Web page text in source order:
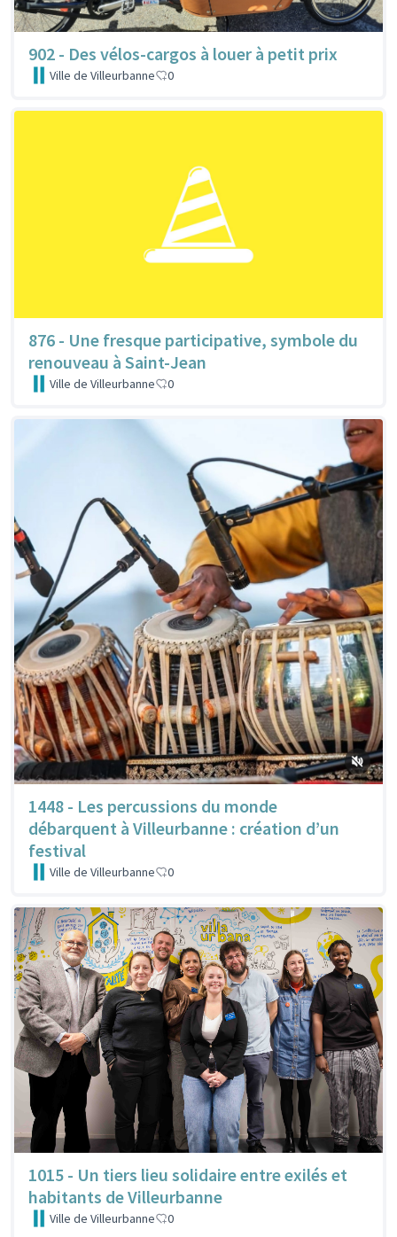
902 - Des vélos-cargos à louer à petit prix
Ville de Villeurbanne 0
876 - Une fresque participative, symbole du
renouveau à Saint-Jean
Ville de Villeurbanne 0
1448 - Les percussions du monde
débarquent à Villeurbanne : création d’un
festival
Ville de Villeurbanne 0
1015 - Un tiers lieu solidaire entre exilés et
habitants de Villeurbanne
Ville de Villeurbanne 0